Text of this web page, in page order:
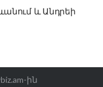
և Անդրեի
ին